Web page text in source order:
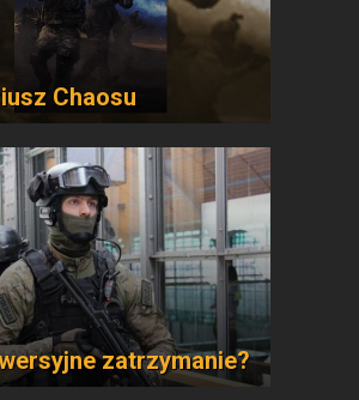
Chaosu
zatrzymanie?